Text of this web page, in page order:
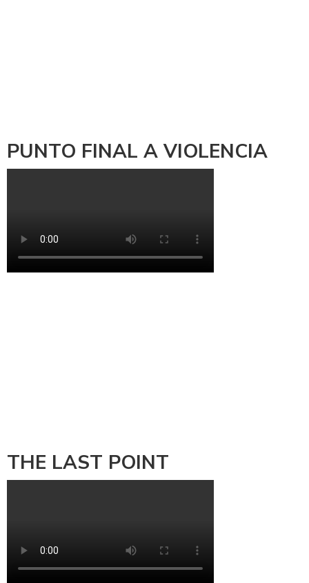
PUNTO FINAL A VIOLENCIA
THE LAST POINT